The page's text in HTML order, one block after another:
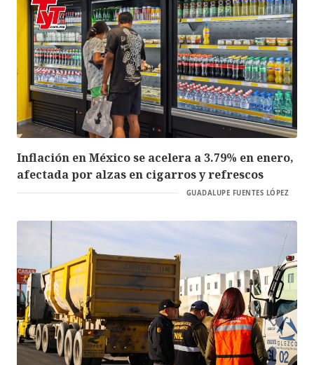
Inflación en México se acelera a 3.79% en enero,
afectada por alzas en cigarros y refrescos
GUADALUPE FUENTES LÓPEZ